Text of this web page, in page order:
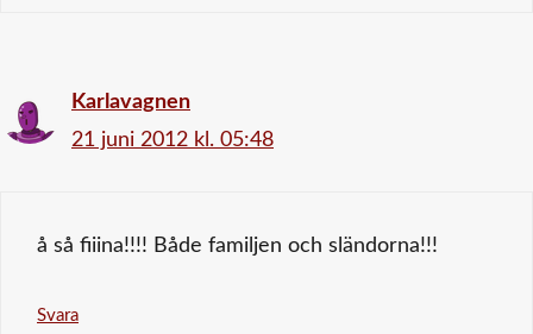
Karlavagnen
21 juni 2012 kl. 05:48
å så fiiina!!!! Både familjen och sländorna!!!
Svara